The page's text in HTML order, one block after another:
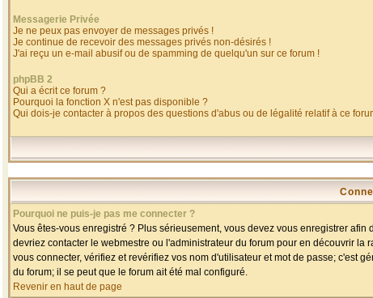
Messagerie Privée
Je ne peux pas envoyer de messages privés !
Je continue de recevoir des messages privés non-désirés !
J'ai reçu un e-mail abusif ou de spamming de quelqu'un sur ce forum !
phpBB 2
Qui a écrit ce forum ?
Pourquoi la fonction X n'est pas disponible ?
Qui dois-je contacter à propos des questions d'abus ou de légalité relatif à ce
Pourquoi ne puis-je pas me connecter ?
Vous êtes-vous enregistré ? Plus sérieusement, vous devez vous enregistrer
devriez contacter le webmestre ou l'administrateur du forum pour en découvrir
vous connecter, vérifiez et revérifiez vos nom d'utilisateur et mot de passe; c'est
du forum; il se peut que le forum ait été mal configuré.
Revenir en haut de page